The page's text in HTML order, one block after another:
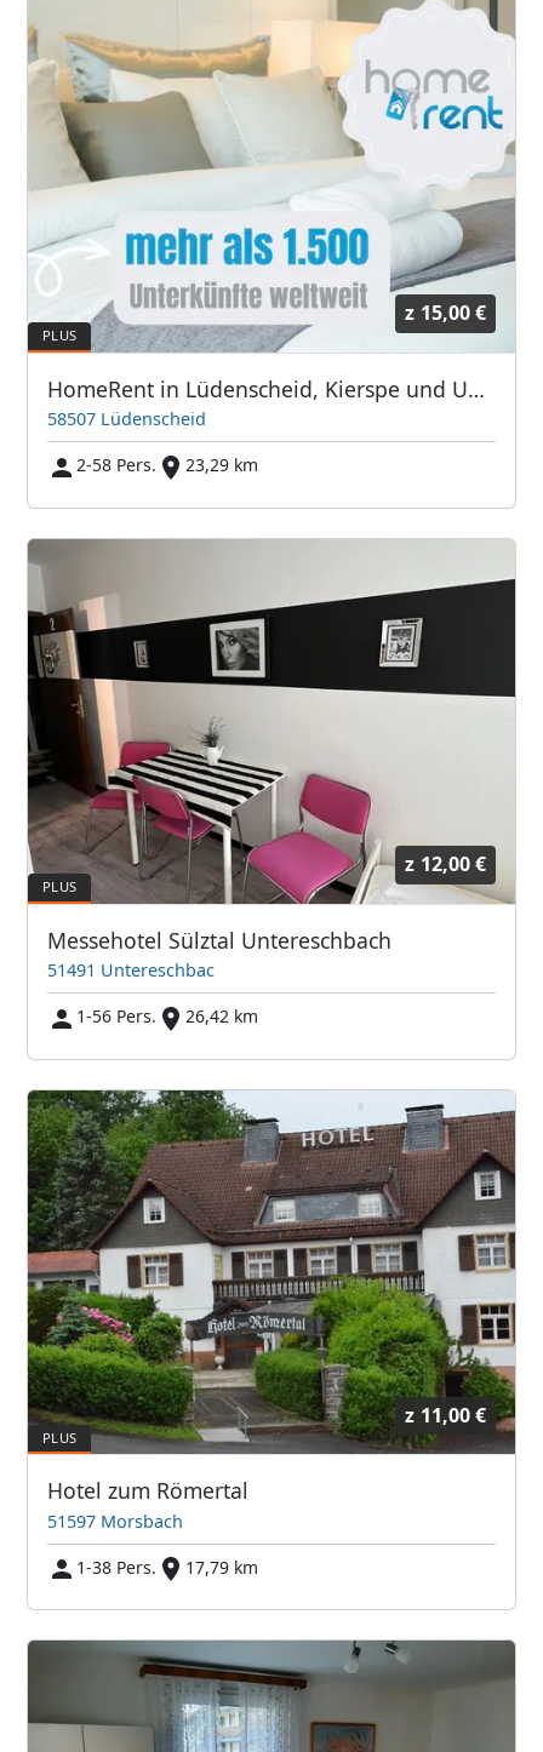
z 15,00 €
HomeRent in Lüdenscheid, Kierspe und Umgebung
58507 Lüdenscheid
2-58 Pers.
23,29 km
z 12,00 €
Messehotel Sülztal Untereschbach
51491 Untereschbac
1-56 Pers.
26,42 km
z 11,00 €
Hotel zum Römertal
51597 Morsbach
1-38 Pers.
17,79 km